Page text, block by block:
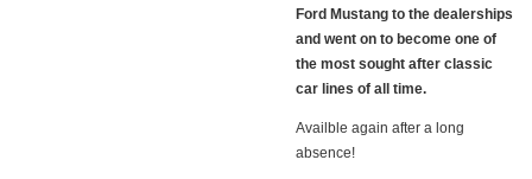
Ford Mustang to the dealerships
and went on to become one of
the most sought after classic
car lines of all time.
Availble again after a long
absence!